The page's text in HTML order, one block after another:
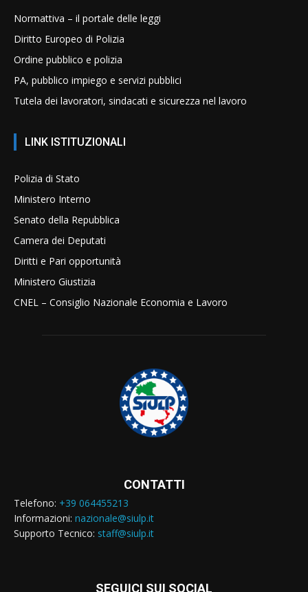
Normattiva – il portale delle leggi
Diritto Europeo di Polizia
Ordine pubblico e polizia
PA, pubblico impiego e servizi pubblici
Tutela dei lavoratori, sindacati e sicurezza nel lavoro
LINK ISTITUZIONALI
Polizia di Stato
Ministero Interno
Senato della Repubblica
Camera dei Deputati
Diritti e Pari opportunità
Ministero Giustizia
CNEL – Consiglio Nazionale Economia e Lavoro
CONTATTI
Telefono: +39 064455213
Informazioni: nazionale@siulp.it
Supporto Tecnico: staff@siulp.it
SEGUICI SUI SOCIAL